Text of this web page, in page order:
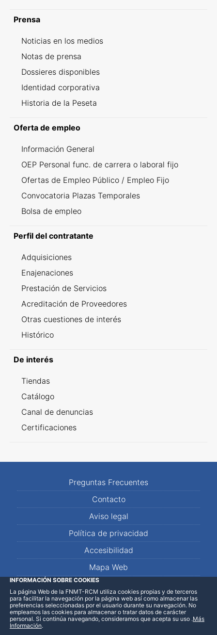
Prensa
Noticias en los medios
Notas de prensa
Dossieres disponibles
Identidad corporativa
Historia de la Peseta
Oferta de empleo
Información General
OEP Personal func. de carrera o laboral fijo
Ofertas de Empleo Público / Empleo Fijo
Convocatoria Plazas Temporales
Bolsa de empleo
Perfil del contratante
Adquisiciones
Enajenaciones
Prestación de Servicios
Acreditación de Proveedores
Otras cuestiones de interés
Histórico
De interés
Tiendas
Catálogo
Canal de denuncias
Certificaciones
Preguntas Frecuentes
Contacto
Aviso legal
Política de privacidad
Accesibilidad
Mapa Web
LinkedInFacebookWhatsApp
INFORMACIÓN SOBRE COOKIES
La página Web de la FNMT-RCM utiliza cookies propias y de terceros
para facilitar la navegación por la página web así como almacenar las
preferencias seleccionadas por el usuario durante su navegación. No
empleamos las cookies para almacenar o tratar datos de carácter
personal. Si continúa navegando, consideramos que acepta su uso .Más
Información.